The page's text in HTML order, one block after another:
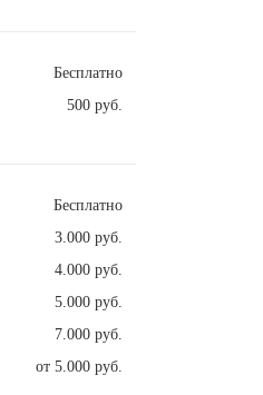
Бесплатно
500 руб.
Бесплатно
3.000 руб.
4.000 руб.
5.000 руб.
7.000 руб.
от 5.000 руб.